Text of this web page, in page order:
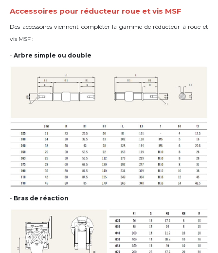
Accessoires pour réducteur roue et vis MSF
Des accessoires viennent compléter la gamme de réducteur à roue et
vis MSF :
- Arbre simple ou double
- Bras de réaction